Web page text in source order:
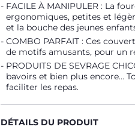
FACILE À MANIPULER : La
ergonomiques, petites et
et la bouche des jeunes
COMBO PARFAIT : Ces
de motifs amusants, pour un
PRODUITS DE SEVRAGE
bavoirs et bien plus encore...
faciliter les repas.
DÉTAILS DU PRODUIT